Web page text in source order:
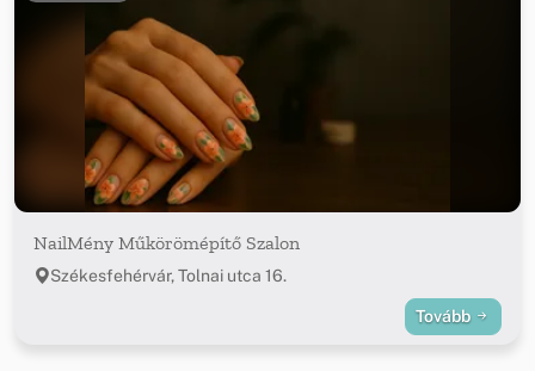
NailMény Műkörömépítő Szalon
Székesfehérvár, Tolnai utca 16.
Tovább